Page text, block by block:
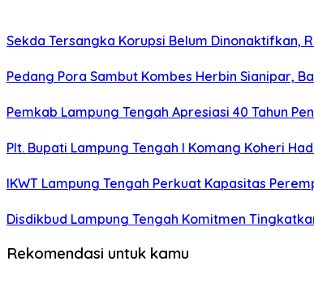
Sekda Tersangka Korupsi Belum Dinonaktifkan,
Pedang Pora Sambut Kombes Herbin Sianipar,
Pemkab Lampung Tengah Apresiasi 40 Tahun
Plt. Bupati Lampung Tengah I Komang Koheri
IKWT Lampung Tengah Perkuat Kapasitas
Disdikbud Lampung Tengah Komitmen
Rekomendasi untuk kamu